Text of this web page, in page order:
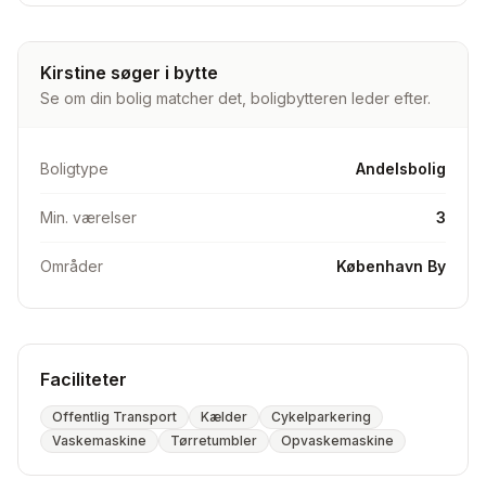
📍Badeværelse med separat bruseniche
📍Tilhørende kælderrum samt fællesvask i kælderen.
Desuden en stor gård med fællesareal, herunder større
Det er som udgangspunkt tilladt at have hund og kat.
Foreningen administreres af Boligexperten, og
Kirstine søger i bytte
Se om din bolig matcher det, boligbytteren leder efter.
Boligtype Andelsbolig
Min. værelser 3
Områder København By
Faciliteter
Offentlig Transport Kælder
Cykelparkering
Vaskemaskine
Tørretumbler Opvaskemaskine